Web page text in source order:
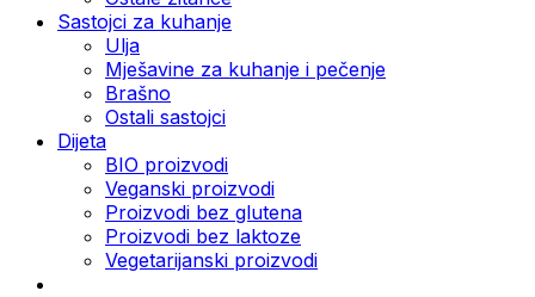
Sastojci za kuhanje
Ulja
Mješavine za kuhanje i pečenje
Brašno
Ostali sastojci
Dijeta
BIO proizvodi
Veganski proizvodi
Proizvodi bez glutena
Proizvodi bez laktoze
Vegetarijanski proizvodi